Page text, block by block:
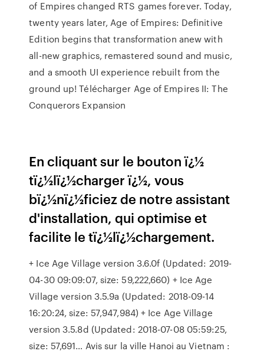
of Empires changed RTS games forever. Today,
twenty years later, Age of Empires: Definitive
Edition begins that transformation anew with
all-new graphics, remastered sound and music,
and a smooth UI experience rebuilt from the
ground up! Télécharger Age of Empires II: The
Conquerors Expansion
En cliquant sur le bouton ï¿½
tï¿½lï¿½charger ï¿½, vous
bï¿½nï¿½ficiez de notre assistant
d'installation, qui optimise et
facilite le tï¿½lï¿½chargement.
+ Ice Age Village version 3.6.0f (Updated: 2019-
04-30 09:09:07, size: 59,222,660) + Ice Age
Village version 3.5.9a (Updated: 2018-09-14
16:20:24, size: 57,947,984) + Ice Age Village
version 3.5.8d (Updated: 2018-07-08 05:59:25,
size: 57,691… Avis sur la ville Hanoi au Vietnam :